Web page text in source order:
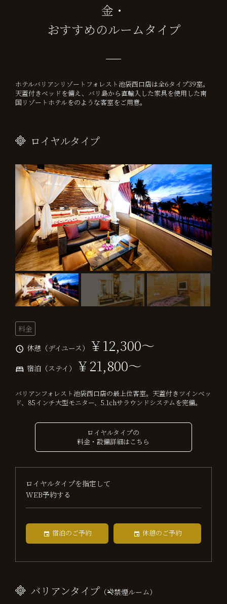
金・
おすすめのルームタイプ
ホテルバリアンリゾートフォレスト池袋西口店は全6タイプ39室。
天蓋付きベッドを備え、バリ島から直輸入した家具を使用した南
国リゾートホテルをのような客室をご用意。
ロイヤルタイプ
料金
休憩（デイユース）
￥12,300～
宿泊（ステイ） ￥21,800～
バリアンフォレスト池袋西口店の最上位客室。天蓋付きツインベッ
ド、85インチ大型モニター、5.1chサラウンドシステムを完備。
ロイヤルタイプの
料金・設備詳細はこちら
ロイヤルタイプを指定して
WEB予約する
宿泊のご予約 休憩のご予約
バリアンタイプ （ 禁煙ルーム）